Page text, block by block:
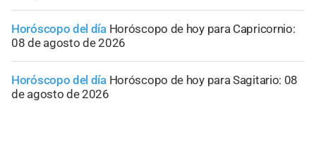
Horóscopo del día Horóscopo de hoy para Capricornio:
08 de agosto de 2026
Horóscopo del día Horóscopo de hoy para Sagitario: 08
de agosto de 2026